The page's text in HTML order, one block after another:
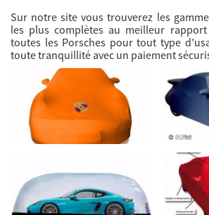
Sur notre site vous trouverez les
les plus complètes au meilleur
toutes les Porsches pour tout type
toute tranquillité avec un paiement